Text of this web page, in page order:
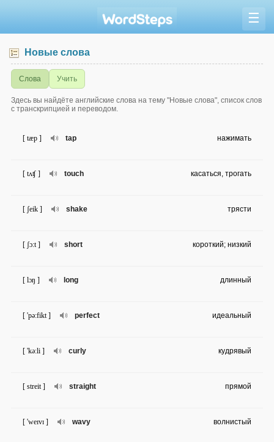
☰
Новые слова
Слова Учить
Здесь вы найдёте английские слова на тему "Новые слова", список слов
с транскрипцией и переводом.
tap
[ tæp ] нажимать
touch
[ tʌʧ ] касаться, трогать
shake
[ ʃeik ] трясти
short
[ ʃɔ:t ] короткий; низкий
long
[ lɔŋ ] длинный
perfect
[ 'pə:fikt ] идеальный
curly
[ 'kə:li ] кудрявый
straight
[ streit ] прямой
wavy
[ 'weɪvɪ ] волнистый